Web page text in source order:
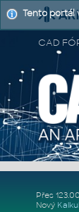
CAD
Přes
Nový
Tento portál